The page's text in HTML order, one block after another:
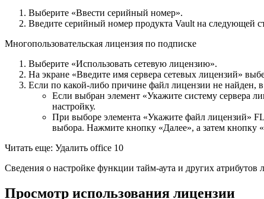
Выберите «Ввести серийный номер».
Введите серийный номер продукта Vault на следующей
Многопользовательская лицензия по подписке
Выберите «Использовать сетевую лицензию».
На экране «Введите имя сервера сетевых лицензий»
Если по какой-либо причине файл лицензии не найден,
Если выбран элемент «Укажите систему сервера
настройку.
При выборе элемента «Укажите файл лицензий»
выбора. Нажмите кнопку «Далее», а затем кнопку
Читать еще: Удалить office 10
Сведения о настройке функции тайм-аута и других атрибутов
Просмотр использования лицензии